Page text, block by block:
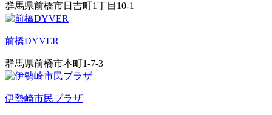
群馬県前橋市日吉町1丁目10-1
前橋DYVER
群馬県前橋市本町1-7-3
伊勢崎市民プラザ